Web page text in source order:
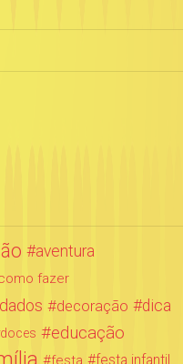
aventura
fazer
decoração dica
doces educação
festa festa infantil